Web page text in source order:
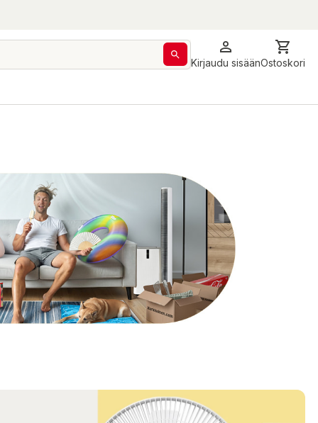
Kirjaudu sisäänOstoskori